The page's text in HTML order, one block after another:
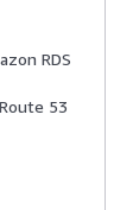
RDS
53